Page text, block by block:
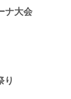
ナ大会
り